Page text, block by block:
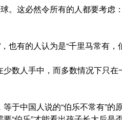
。 这必然令所有的人都要考虑
也有的人认为是“千里马常有，
数人手中，而多数情况下只
于中国人说的“伯乐不常有”的